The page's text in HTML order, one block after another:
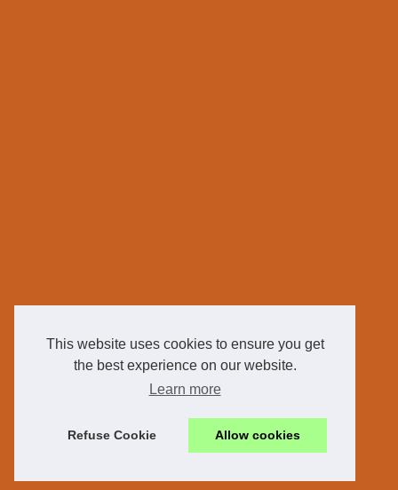
This website uses cookies to ensure you get
the best experience on our website.
Learn more
Refuse Cookie Allow cookies